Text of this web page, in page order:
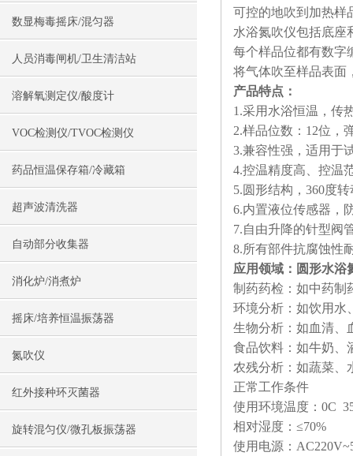
数显梅毒摇床/混匀器
人员消毒闸机/卫生清洁站
溶解氧测定仪/酸度计
VOC检测仪/TVOC检测仪
药品恒温保存箱/冷藏箱
超声波清洗器
自动部分收集器
消化炉/消煮炉
摇床/培养恒温振荡器
氮吹仪
红外接种环灭菌器
旋转混匀仪/微孔板振荡器
可控的地吹到加热样
水浴氮吹仪包括底座
每个样品位都有数字
将气体吹至样品表面
产品特点：
1.采用水浴恒温，传
2.样品位数：12位，
3.兼容性强，适用于
4.控温精度高、控温
5.圆形结构，360度
6.内置液位传感器，
7.自由升降的针型阀
8.所有部件抗腐蚀性
应用领域： 圆形水浴
制药药检：如中药制
环境分析：如饮用水
生物分析：如血清、
食品饮料：如牛奶、
农残分析：如蔬菜、
正常工作条件
使用环境温度：0C
相对湿度：≤70%
使用电源：